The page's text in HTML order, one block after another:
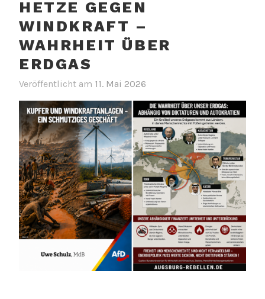
HETZE GEGEN
WINDKRAFT –
WAHRHEIT ÜBER
ERDGAS
Veröffentlicht am 11. Mai 2026